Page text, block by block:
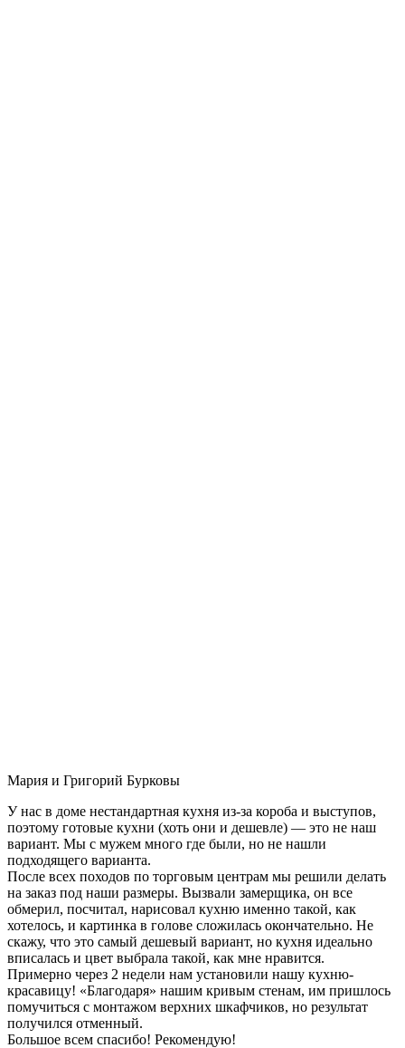
Мария и Григорий Бурковы
У нас в доме нестандартная кухня из-за короба и выступов,
поэтому готовые кухни (хоть они и дешевле) — это не наш
вариант. Мы с мужем много где были, но не нашли
подходящего варианта.
После всех походов по торговым центрам мы решили делать
на заказ под наши размеры. Вызвали замерщика, он все
обмерил, посчитал, нарисовал кухню именно такой, как
хотелось, и картинка в голове сложилась окончательно. Не
скажу, что это самый дешевый вариант, но кухня идеально
вписалась и цвет выбрала такой, как мне нравится.
Примерно через 2 недели нам установили нашу кухню-
красавицу! «Благодаря» нашим кривым стенам, им пришлось
помучиться с монтажом верхних шкафчиков, но результат
получился отменный.
Большое всем спасибо! Рекомендую!